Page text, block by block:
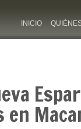
INICIO